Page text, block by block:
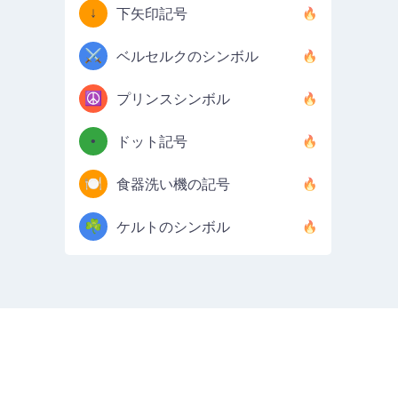
↓ 下矢印記号
⚔️ ベルセルクのシンボル
☮️ プリンスシンボル
• ドット記号
🍽️ 食器洗い機の記号
☘️ ケルトのシンボル